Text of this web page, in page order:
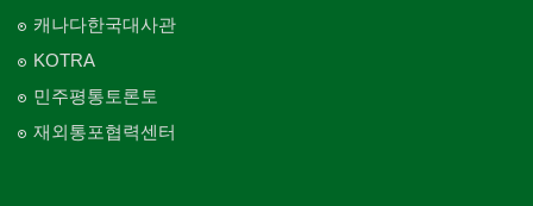
캐나다한국대사관
KOTRA
민주평통토론토
재외통포협력센터